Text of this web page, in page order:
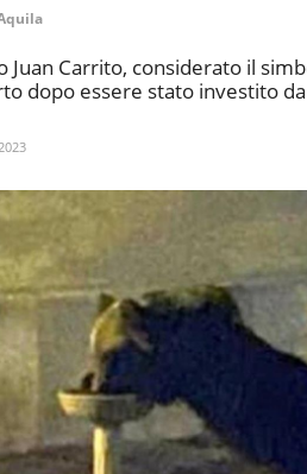
Juan Carrito, considerato il
dopo essere stato investito